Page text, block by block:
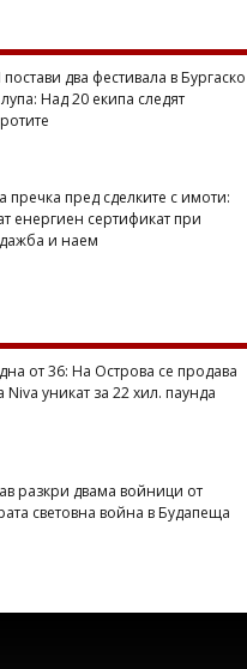
два фестивала в Бургаско
Над 20 екипа следят
пречка пред сделките с имоти:
енергиен сертификат при
и наем
от 36: На Острова се продава
Niva уникат за 22 хил. паунда
разкри двама войници от
световна война в Будапеща